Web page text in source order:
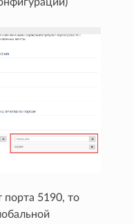
порта 5190, то